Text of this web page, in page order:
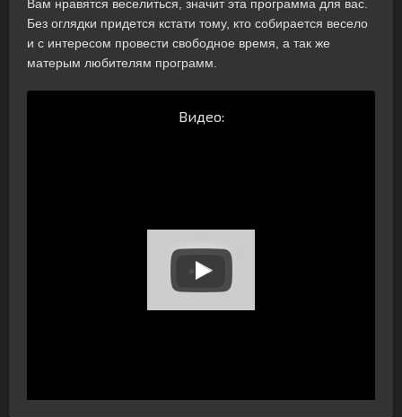
Вам нравятся веселиться, значит эта программа для вас.
Без оглядки придется кстати тому, кто собирается весело
и с интересом провести свободное время, а так же
матерым любителям программ.
Видео: